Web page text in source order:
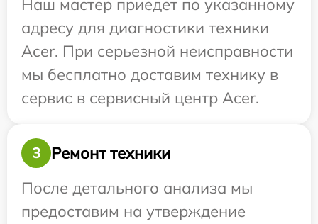
Наш мастер приедет по указанному
адресу для диагностики техники
Acer. При серьезной неисправности
мы бесплатно доставим технику в
сервис в сервисный центр Acer.
3
Ремонт техники
После детального анализа мы
предоставим на утверждение